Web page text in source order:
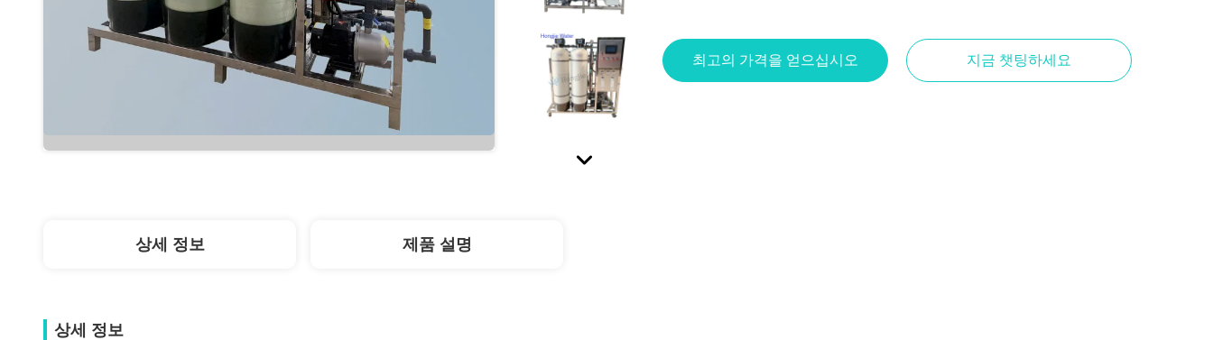
최고의 가격을 얻으십시오 지금 챗팅하세요
상세 정보 제품 설명
상세 정보